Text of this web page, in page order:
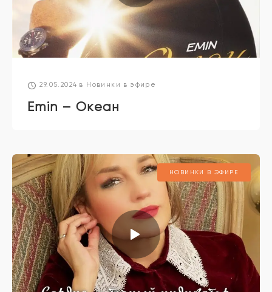
29.05.2024 в Новинки в эфире
Emin – Океан
НОВИНКИ В ЭФИРЕ